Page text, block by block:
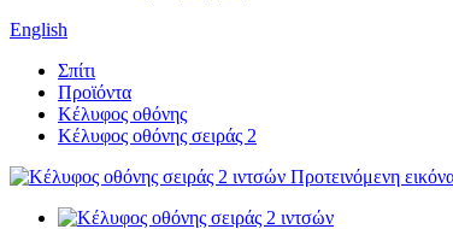
English
Σπίτι
Προϊόντα
Κέλυφος οθόνης
Κέλυφος οθόνης σειράς 2